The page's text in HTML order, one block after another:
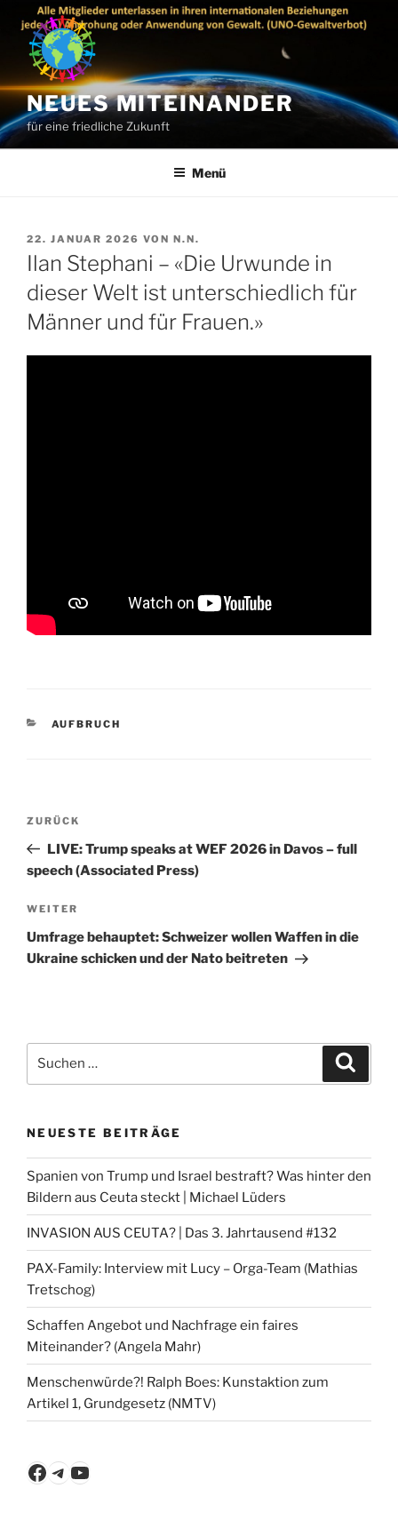
Inhalt
springen
NEUES MITEINANDER
für eine friedliche Zukunft
Menü
VERÖFFENTLICHT
AM
22. JANUAR 2026 VON N.N.
Ilan Stephani – «Die Urwunde in
dieser Welt ist unterschiedlich für
Männer und für Frauen.»
KATEGORIEN
AUFBRUCH
Beitragsnavigation
Vorheriger
Beitrag
ZURÜCK
LIVE: Trump speaks at WEF 2026 in Davos – full
speech (Associated Press)
Nächster
Beitrag
WEITER
Umfrage behauptet: Schweizer wollen Waffen in die
Ukraine schicken und der Nato beitreten
nach:
NEUESTE BEITRÄGE
Spanien von Trump und Israel bestraft? Was hinter den
Bildern aus Ceuta steckt | Michael Lüders
INVASION AUS CEUTA? | Das 3. Jahrtausend #132
PAX-Family: Interview mit Lucy – Orga-Team (Mathias
Tretschog)
Schaffen Angebot und Nachfrage ein faires
Miteinander? (Angela Mahr)
Menschenwürde?! Ralph Boes: Kunstaktion zum
Artikel 1, Grundgesetz (NMTV)
Facebook
Telegram
YouTube